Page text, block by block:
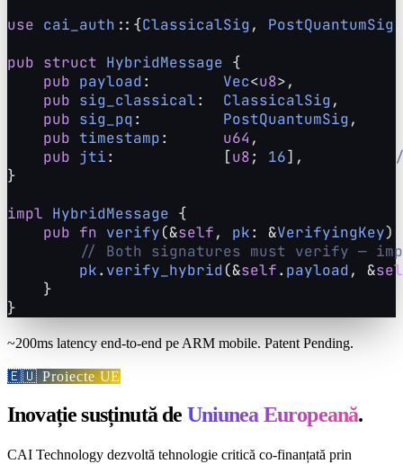
use cai_auth ::{ClassicalSig, PostQuantumSig
pub struct HybridMessage {
pub payload: Vec<u8>,
pub sig_classical: ClassicalSig,
pub sig_pq: PostQuantumSig,
pub timestamp: u64 ,
pub jti:            [u8; 16],
}
impl HybridMessage {
pub fn verify(&self, pk: &VerifyingKey)
// Both signatures must verify —
pk. verify_hybrid(&self. payload, &
    }
}
~200ms latency end-to-end pe ARM mobile. Patent Pending.
🇪🇺 Proiecte UE
Inovație susținută de Uniunea Europeană.
CAI Technology dezvoltă tehnologie critică co-finanțată prin